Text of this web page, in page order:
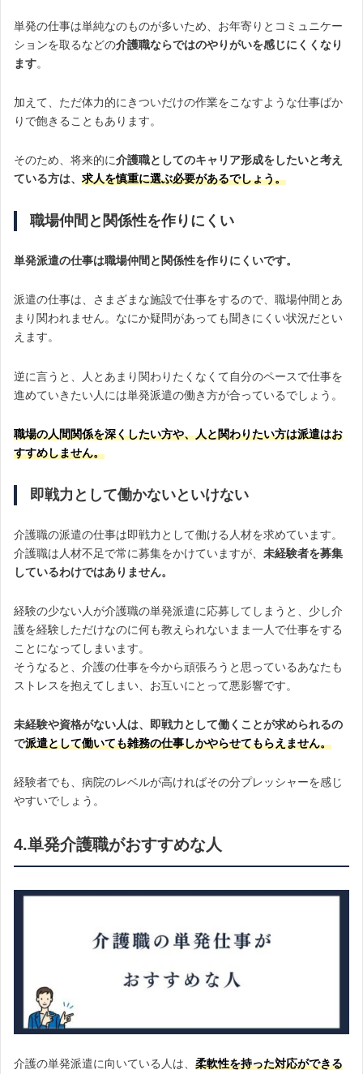
単発の仕事は単純なのものが多いため、お年寄りとコミュニケー
ションを取るなどの介護職ならではのやりがいを感じにくくなり
ます。
加えて、ただ体力的にきついだけの作業をこなすような仕事ばか
りで飽きることもあります。
そのため、将来的に介護職としてのキャリア形成をしたいと考え
ている方は、 求人を慎重に選ぶ必要があるでしょう。
職場仲間と関係性を作りにくい
単発派遣の仕事は職場仲間と関係性を作りにくいです。
派遣の仕事は、さまざまな施設で仕事をするので、職場仲間とあ
まり関われません。なにか疑問があっても聞きにくい状況だとい
えます。
逆に言うと、人とあまり関わりたくなくて自分のペースで仕事を
進めていきたい人には単発派遣の働き方が合っているでしょう。
職場の人間関係を深くしたい方や、人と関わりたい方は派遣はお
すすめしません。
即戦力として働かないといけない
介護職の派遣の仕事は即戦力として働ける人材を求めています。
介護職は人材不足で常に募集をかけていますが、 未経験者を募集
しているわけではありません。
経験の少ない人が介護職の単発派遣に応募してしまうと、少し介
護を経験しただけなのに何も教えられないまま一人で仕事をする
ことになってしまいます。
そうなると、介護の仕事を今から頑張ろうと思っているあなたも
ストレスを抱えてしまい、お互いにとって悪影響です。
未経験や資格がない人は、即戦力として働くことが求められるの
で派遣として働いても雑務の仕事しかやらせてもらえません。
経験者でも、病院のレベルが高ければその分プレッシャーを感じ
やすいでしょう。
4.単発介護職がおすすめな人
介護の単発派遣に向いている人は、 柔軟性を持った対応ができる